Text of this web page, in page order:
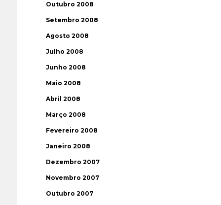
Outubro 2008
Setembro 2008
Agosto 2008
Julho 2008
Junho 2008
Maio 2008
Abril 2008
Março 2008
Fevereiro 2008
Janeiro 2008
Dezembro 2007
Novembro 2007
Outubro 2007